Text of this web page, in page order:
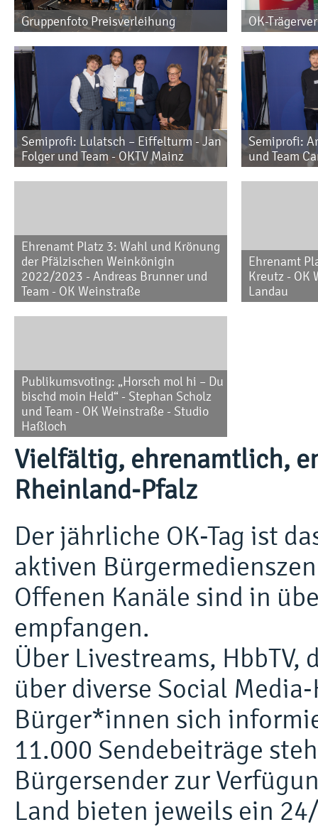
Gruppenfoto Preisverleihung OK-
Semiprofi: Lulatsch – Eiffelturm - Jan
Folger und Team - OKTV Mainz
Semiprofi:
und Team
Ehrenamt Platz 3: Wahl und Krönung
der Pfälzischen Weinkönigin
2022/2023 - Andreas Brunner und
Team - OK Weinstraße
Ehrenamt
Kreutz - OK
Landau
Publikumsvoting: „Horsch mol hi – Du
bischd moin Held“ - Stephan Scholz
und Team - OK Weinstraße - Studio
Haßloch
Vielfältig, ehrenamtlich,
Rheinland-Pfalz
Der jährliche OK-Tag ist
aktiven
Offenen Kanäle sind in
empfangen.
Über Livestreams, HbbTV,
über diverse Social
Bürger*innen sich
11.000 Sendebeiträge
Bürgersender zur
Land bieten jeweils ein